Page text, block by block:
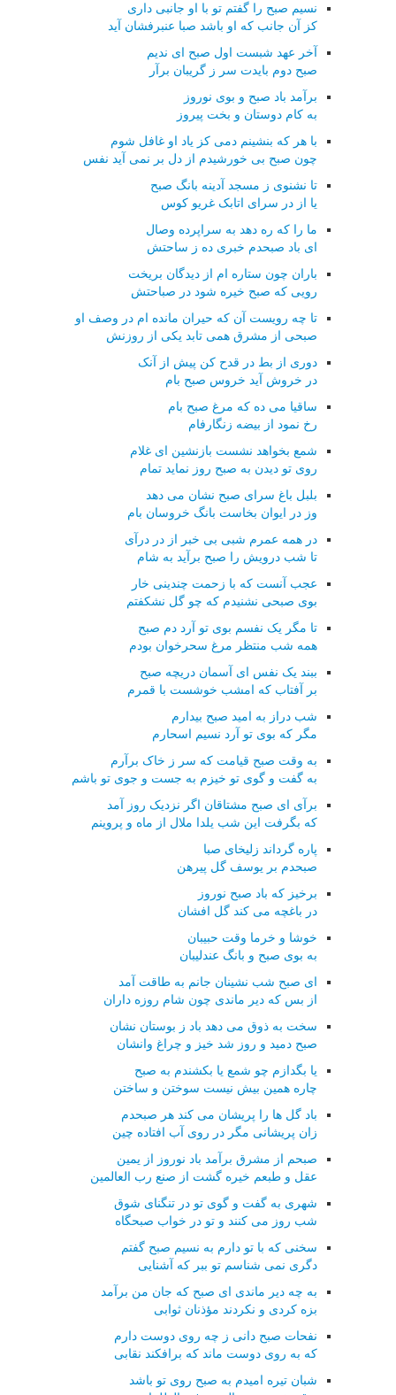
نسیم صبح را گفتم تو با او جانبی داری
کز آن جانب که او باشد صبا عنبرفشان آید
آخر عهد شبست اول صبح ای ندیم
صبح دوم بایدت سر ز گریبان برآر
برآمد باد صبح و بوی نوروز
به کام دوستان و بخت پیروز
با هر که بنشینم دمی کز یاد او غافل شوم
چون صبح بی خورشیدم از دل بر نمی آید نفس
تا نشنوی ز مسجد آدینه بانگ صبح
یا از در سرای اتابک غریو کوس
ما را که ره دهد به سراپرده وصال
ای باد صبحدم خبری ده ز ساحتش
باران چون ستاره ام از دیدگان بریخت
رویی که صبح خیره شود در صباحتش
تا چه رویست آن که حیران مانده ام در وصف او
صبحی از مشرق همی تابد یکی از روزنش
دوری از بط در قدح کن پیش از آنک
در خروش آید خروس صبح بام
ساقیا می ده که مرغ صبح بام
رخ نمود از بیضه زنگارفام
شمع بخواهد نشست بازنشین ای غلام
روی تو دیدن به صبح روز نماید تمام
بلبل باغ سرای صبح نشان می دهد
وز در ایوان بخاست بانگ خروسان بام
در همه عمرم شبی بی خبر از در درآی
تا شب درویش را صبح برآید به شام
عجب آنست که با زحمت چندینی خار
بوی صبحی نشنیدم که چو گل نشکفتم
تا مگر یک نفسم بوی تو آرد دم صبح
همه شب منتظر مرغ سحرخوان بودم
ببند یک نفس ای آسمان دریچه صبح
بر آفتاب که امشب خوشست با قمرم
شب دراز به امید صبح بیدارم
مگر که بوی تو آرد نسیم اسحارم
به وقت صبح قیامت که سر ز خاک برآرم
به گفت و گوی تو خیزم به جست و جوی تو باشم
برآی ای صبح مشتاقان اگر نزدیک روز آمد
که بگرفت این شب یلدا ملال از ماه و پروینم
پاره گرداند زلیخای صبا
صبحدم بر یوسف گل پیرهن
برخیز که باد صبح نوروز
در باغچه می کند گل افشان
خوشا و خرما وقت حبیبان
به بوی صبح و بانگ عندلیبان
ای صبح شب نشینان جانم به طاقت آمد
از بس که دیر ماندی چون شام روزه داران
سخت به ذوق می دهد باد ز بوستان نشان
صبح دمید و روز شد خیز و چراغ وانشان
یا بگدازم چو شمع یا بکشندم به صبح
چاره همین بیش نیست سوختن و ساختن
باد گل ها را پریشان می کند هر صبحدم
زان پریشانی مگر در روی آب افتاده چین
صبحم از مشرق برآمد باد نوروز از یمین
عقل و طبعم خیره گشت از صنع رب العالمین
شهری به گفت و گوی تو در تنگنای شوق
شب روز می کنند و تو در خواب صبحگاه
سخنی که با تو دارم به نسیم صبح گفتم
دگری نمی شناسم تو ببر که آشنایی
به چه دیر ماندی ای صبح که جان من برآمد
بزه کردی و نکردند مؤذنان ثوابی
نفحات صبح دانی ز چه روی دوست دارم
که به روی دوست ماند که برافکند نقابی
شبان تیره امیدم به صبح روی تو باشد